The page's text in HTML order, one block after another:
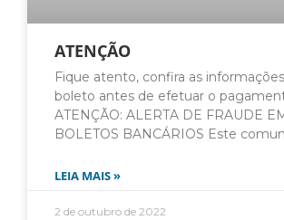
ATENÇÃO
Fique atento, confira as
boleto antes de efetuar o
ATENÇÃO: ALERTA DE FRAUDE
BOLETOS BANCÁRIOS Este
LEIA MAIS »
2 de outubro de 2022